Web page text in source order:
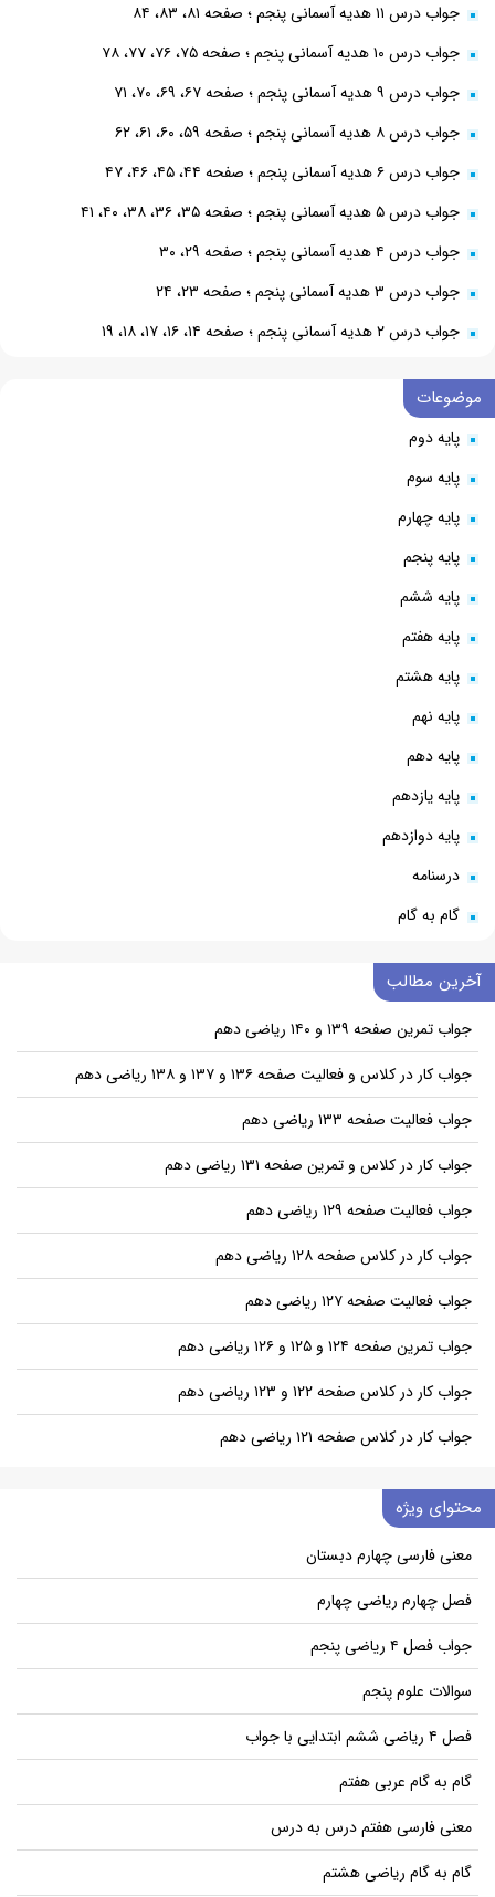
جواب درس ۱۱ هدیه آسمانی پنجم ؛ صفحه ۸۱، ۸۳، ۸۴
جواب درس ۱۰ هدیه آسمانی پنجم ؛ صفحه ۷۵، ۷۶، ۷۷، ۷۸
جواب درس ۹ هدیه آسمانی پنجم ؛ صفحه ۶۷، ۶۹، ۷۰، ۷۱
جواب درس ۸ هدیه آسمانی پنجم ؛ صفحه ۵۹، ۶۰، ۶۱، ۶۲
جواب درس ۶ هدیه آسمانی پنجم ؛ صفحه ۴۴، ۴۵، ۴۶، ۴۷
جواب درس ۵ هدیه آسمانی پنجم ؛ صفحه ۳۵، ۳۶، ۳۸، ۴۰، ۴۱
جواب درس ۴ هدیه آسمانی پنجم ؛ صفحه ۲۹، ۳۰
جواب درس ۳ هدیه آسمانی پنجم ؛ صفحه ۲۳، ۲۴
جواب درس ۲ هدیه آسمانی پنجم ؛ صفحه ۱۴، ۱۶، ۱۷، ۱۸، ۱۹
موضوعات
پایه دوم
پایه سوم
پایه چهارم
پایه پنجم
پایه ششم
پایه هفتم
پایه هشتم
پایه نهم
پایه دهم
پایه یازدهم
پایه دوازدهم
درسنامه
گام به گام
آخرین مطالب
جواب تمرین صفحه ۱۳۹ و ۱۴۰ ریاضی دهم
جواب کار در کلاس و فعالیت صفحه ۱۳۶ و ۱۳۷ و ۱۳۸ ریاضی دهم
جواب فعالیت صفحه ۱۳۳ ریاضی دهم
جواب کار در کلاس و تمرین صفحه ۱۳۱ ریاضی دهم
جواب فعالیت صفحه ۱۲۹ ریاضی دهم
جواب کار در کلاس صفحه ۱۲۸ ریاضی دهم
جواب فعالیت صفحه ۱۲۷ ریاضی دهم
جواب تمرین صفحه ۱۲۴ و ۱۲۵ و ۱۲۶ ریاضی دهم
جواب کار در کلاس صفحه ۱۲۲ و ۱۲۳ ریاضی دهم
جواب کار در کلاس صفحه ۱۲۱ ریاضی دهم
محتوای ویژه
معنی فارسی چهارم دبستان
فصل چهارم ریاضی چهارم
جواب فصل ۴ ریاضی پنجم
سوالات علوم پنجم
فصل ۴ ریاضی ششم ابتدایی با جواب
گام به گام عربی هفتم
معنی فارسی هفتم درس به درس
گام به گام ریاضی هشتم